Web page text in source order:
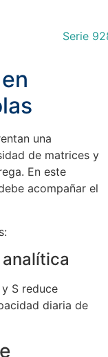
una
de matrices y
En este
acompañar el
S reduce
diaria de